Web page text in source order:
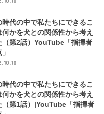
時代の中で私たちにできるこ
何かを犬との関係性から考え
（第2話）YouTube「指揮者
時代の中で私たちにできるこ
何かを犬との関係性から考え
（第1話）|YouTube「指揮者